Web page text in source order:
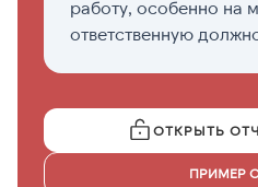
работу, особенно на
ответственную
ОТКРЫТЬ
ПРИМЕР